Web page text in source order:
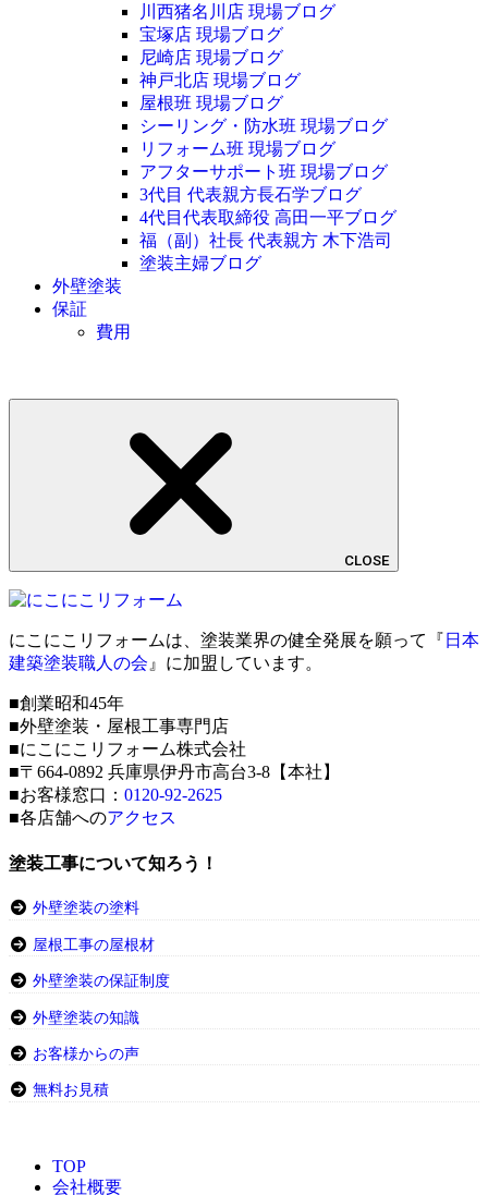
川西猪名川店 現場ブログ
宝塚店 現場ブログ
尼崎店 現場ブログ
神戸北店 現場ブログ
屋根班 現場ブログ
シーリング・防水班 現場ブログ
リフォーム班 現場ブログ
アフターサポート班 現場ブログ
3代目 代表親方長石学ブログ
4代目代表取締役 高田一平ブログ
福（副）社長 代表親方 木下浩司
塗装主婦ブログ
外壁塗装
保証
費用
CLOSE
にこにこリフォームは、塗装業界の健全発展を願って『 日本
建築塗装職人の会 』に加盟しています。
■創業昭和45年
■外壁塗装・屋根工事専門店
■にこにこリフォーム株式会社
■〒664-0892 兵庫県伊丹市高台3-8【本社】
■お客様窓口： 0120-92-2625
■各店舗へのアクセス
塗装工事について知ろう！
外壁塗装の塗料
屋根工事の屋根材
外壁塗装の保証制度
外壁塗装の知識
お客様からの声
無料お見積
TOP
会社概要